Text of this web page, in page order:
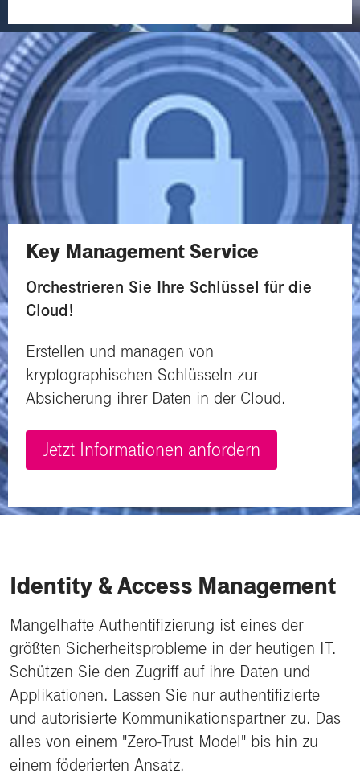
Key Management Service
Orchestrieren Sie Ihre Schlüssel für die
Cloud!
Erstellen und managen von
kryptographischen Schlüsseln zur
Absicherung ihrer Daten in der Cloud.
Jetzt Informationen anfordern
Identity & Access Management
Mangelhafte Authentifizierung ist eines der
größten Sicherheitsprobleme in der heutigen IT.
Schützen Sie den Zugriff auf ihre Daten und
Applikationen. Lassen Sie nur authentifizierte
und autorisierte Kommunikationspartner zu. Das
alles von einem "Zero-Trust Model" bis hin zu
einem föderierten Ansatz.